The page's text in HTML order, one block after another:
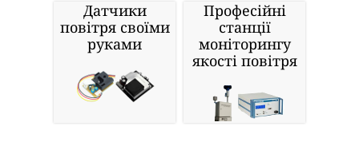
Датчики
повітря своїми
руками
Професійні
станції
моніторингу
якості повітря